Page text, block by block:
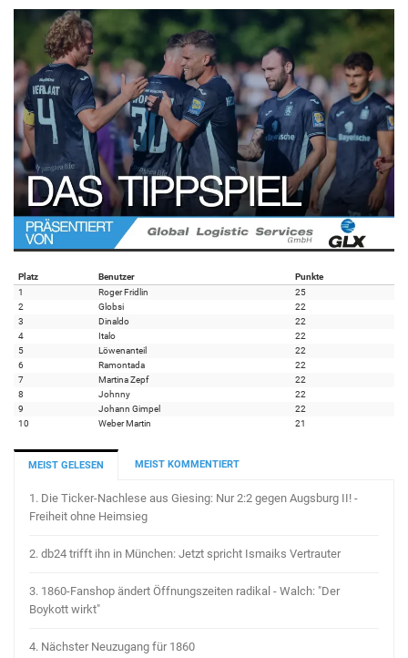
Platz Benutzer
Punkte
1
Roger Fridlin
25
2
Globsi
22
3
Dinaldo
22
4
Italo
22
5
Löwenanteil
22
6
Ramontada
22
7
Martina Zepf
22
8
Johnny
22
9
Johann Gimpel
22
10
Weber Martin 21
MEIST GELESEN MEIST KOMMENTIERT
1. Die Ticker-Nachlese aus Giesing: Nur 2:2 gegen Augsburg II! -
Freiheit ohne Heimsieg
2. db24 trifft ihn in München: Jetzt spricht Ismaiks Vertrauter
3. 1860-Fanshop ändert Öffnungszeiten radikal - Walch: "Der
Boykott wirkt"
4. Nächster Neuzugang für 1860